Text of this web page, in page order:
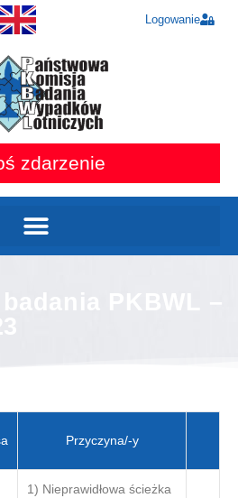
Logowanie
zdarzenie
PKBWL –
Przyczyna/-y
1) Nieprawidłowa ścieżka